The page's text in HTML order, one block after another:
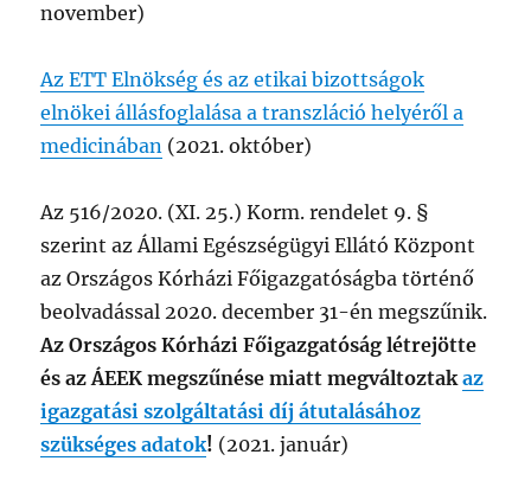
november)
Az ETT Elnökség és az etikai bizottságok
elnökei állásfoglalása a transzláció helyéről a
medicinában (2021. október)
Az 516/2020. (XI. 25.) Korm. rendelet 9. §
szerint az Állami Egészségügyi Ellátó Központ
az Országos Kórházi Főigazgatóságba történő
beolvadással 2020. december 31-én megszűnik.
Az Országos Kórházi Főigazgatóság létrejötte
és az ÁEEK megszűnése miatt megváltoztakaz
igazgatási szolgáltatási díj átutalásához
szükséges adatok! (2021. január)